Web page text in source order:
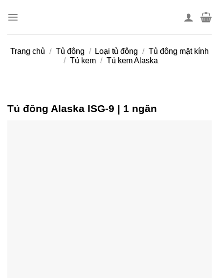
Trang chủ / Tủ đông / Loại tủ đông / Tủ đông mặt kính
/ Tủ kem / Tủ kem Alaska
Tủ đông Alaska ISG-9 | 1 ngăn